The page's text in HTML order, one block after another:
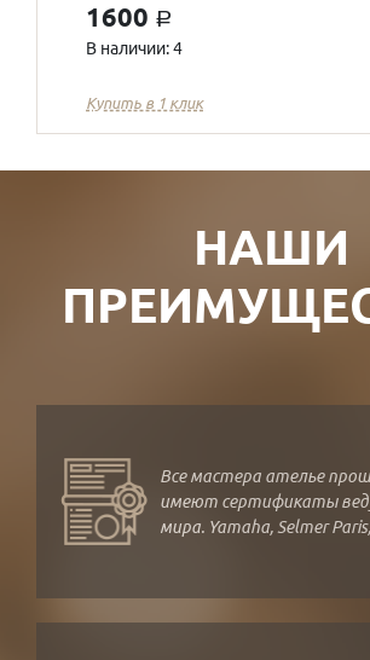
1600 a
В наличии: 4
Купить в 1 клик
НАШИ
Все мастера ателье
имеют сертификаты
мира. Yamaha, Selmer